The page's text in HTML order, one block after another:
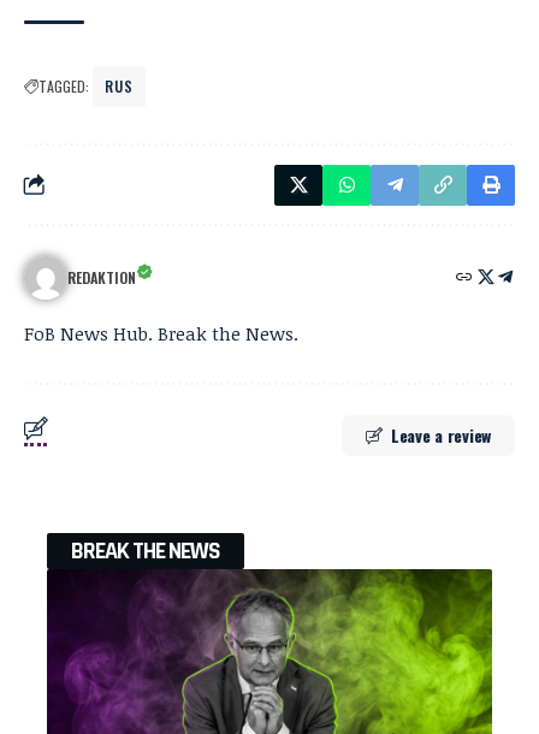
TAGGED: RUS
REDAKTION
FoB News Hub. Break the News.
Leave a review
BREAK THE NEWS